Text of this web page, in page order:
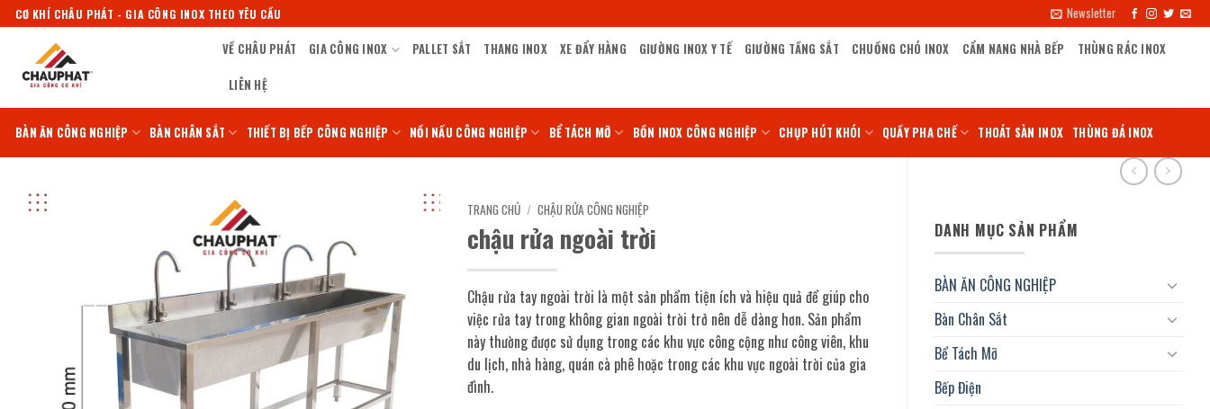
qua
dung
CƠ KHÍ CHÂU PHÁT - GIA CÔNG INOX THEO YÊU CẦU Newsletter
VỀ CHÂU PHÁT GIA CÔNG INOX PALLET SẮT THANG INOX XE ĐẨY HÀNG GIƯỜNG INOX Y TẾ GIƯỜNG TẦNG SẮT CHUỒNG CHÓ INOX CẨM NANG NHÀ BẾP THÙNG RÁC INOX
LIÊN HỆ
BÀN ĂN CÔNG NGHIỆP BÀN CHÂN SẮT THIẾT BỊ BẾP CÔNG NGHIỆP NỒI NẤU CÔNG NGHIỆP BỂ TÁCH MỠ BỒN INOX CÔNG NGHIỆP CHỤP HÚT KHÓI QUẦY PHA CHẾ THOÁT SÀN INOX THÙNG ĐÁ INOX
DANH MỤC SẢN PHẨM
BÀN ĂN CÔNG NGHIỆP
Bàn Chân Sắt
Bể Tách Mỡ
Bếp Điện
TRANG CHỦ / CHẬU RỬA CÔNG NGHIỆP
chậu rửa ngoài trời
Chậu rửa tay ngoài trời là một sản phẩm tiện ích và hiệu quả để giúp cho
việc rửa tay trong không gian ngoài trời trở nên dễ dàng hơn. Sản phẩm
này thường được sử dụng trong các khu vực công cộng như công viên, khu
du lịch, nhà hàng, quán cà phê hoặc trong các khu vực ngoài trời của gia
đình.